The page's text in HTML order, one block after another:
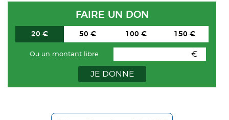
FAIRE UN DON
20 € 50 € 100 € 150 €
Ou un montant libre €
JE DONNE